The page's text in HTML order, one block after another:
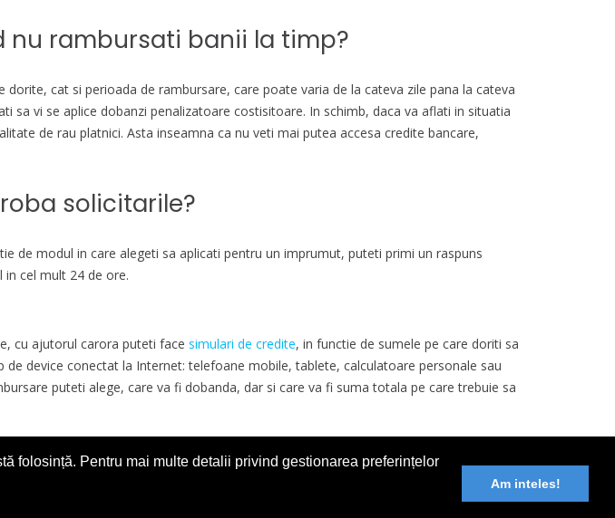
folosință. Pentru mai multe detalii privind gestionarea preferințelor
Am inteles!
nu rambursati banii la timp?
cat si perioada de rambursare, care poate varia de la cateva zile pana la cateva
vi se aplice dobanzi penalizatoare costisitoare. In schimb, daca va aflati in situatia
de rau platnici. Asta inseamna ca nu veti mai putea accesa credite bancare,
solicitarile?
de modul in care alegeti sa aplicati pentru un imprumut, puteti primi un raspuns
cel mult 24 de ore.
cu ajutorul carora puteti face simulari de credite, in functie de sumele pe care doriti sa
device conectat la Internet: telefoane mobile, tablete, calculatoare personale sau
puteti alege, care va fi dobanda, dar si care va fi suma totala pe care trebuie sa
de datele scadente, pentru a va diminua din costurile aferente pentru dobanzi!